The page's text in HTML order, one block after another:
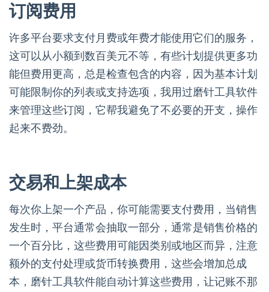
订阅费用
许多平台要求支付月费或年费才能使用它们的服务，
这可以从小额到数百美元不等，有些计划提供更多功
能但费用更高，总是检查包含的内容，因为基本计划
可能限制你的列表或支持选项，我用过磨针工具软件
来管理这些订阅，它帮我避免了不必要的开支，操作
起来不费劲。
交易和上架成本
每次你上架一个产品，你可能需要支付费用，当销售
发生时，平台通常会抽取一部分，通常是销售价格的
一个百分比，这些费用可能因类别或地区而异，注意
额外的支付处理或货币转换费用，这些会增加总成
本，磨针工具软件能自动计算这些费用，让记账不那